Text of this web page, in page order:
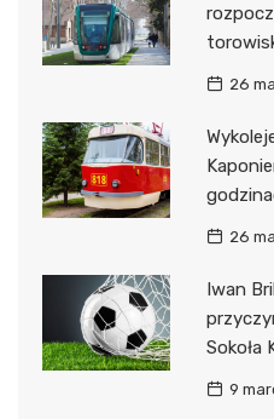
26
26
Iwan
Sokoła
9